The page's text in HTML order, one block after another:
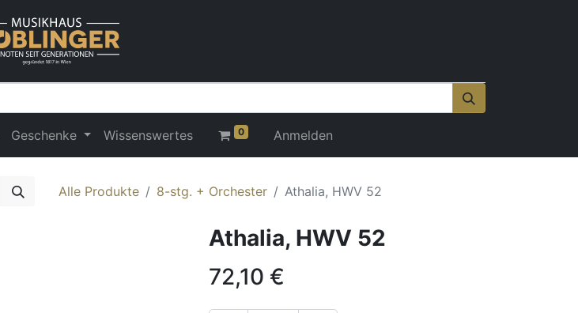
Geschenke Wissenswertes 0 Anmelden
Alle Produkte 8-stg. + Orchester Athalia, HWV 52
Athalia, HWV 52
72,10 €